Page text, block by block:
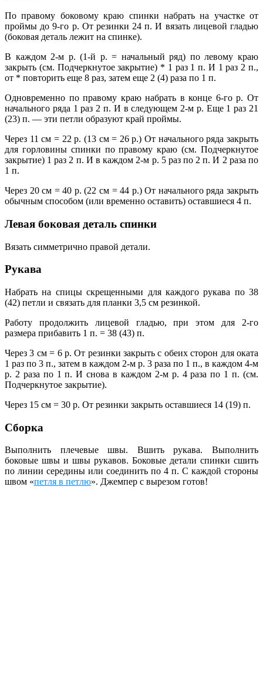
По правому боковому краю спинки набрать на участке от
проймы до 9-го р. От резинки 24 п. И вязать лицевой гладью
(боковая деталь лежит на спинке).
В каждом 2-м р. (1-й р. = начальный ряд) по левому краю
закрыть (см. Подчеркнутое закрытие) * 1 раз 1 п. И 1 раз 2 п.,
от * повторить еще 8 раз, затем еще 2 (4) раза по 1 п.
Одновременно по правому краю набрать в конце 6-го р. От
начального ряда 1 раз 2 п. И в следующем 2-м р. Еще 1 раз 21
(23) п. — эти петли образуют край проймы.
Через 11 cм = 22 р. (13 cм = 26 р.) От начального ряда закрыть
для горловины спинки по правому краю (см. Подчеркнутое
закрытие) 1 раз 2 п. И в каждом 2-м р. 5 раз по 2 п. И 2 раза по
1 п.
Через 20 cм = 40 р. (22 cм = 44 р.) От начального ряда закрыть
обычным способом (или временно оставить) оставшиеся 4 п.
Левая боковая деталь спинки
Вязать симметрично правой детали.
Рукава
Набрать на спицы скрещенными для каждого рукава по 38
(42) петли и связать для планки 3,5 cм резинкой.
Работу продолжить лицевой гладью, при этом для 2-го
размера прибавить 1 п. = 38 (43) п.
Через 3 cм = 6 р. От резинки закрыть с обеих сторон для оката
1 раз по 3 п., затем в каждом 2-м р. 3 раза по 1 п., в каждом 4-м
р. 2 раза по 1 п. И снова в каждом 2-м р. 4 раза по 1 п. (см.
Подчеркнутое закрытие).
Через 15 cм = 30 р. От резинки закрыть оставшиеся 14 (19) п.
Сборка
Выполнить плечевые швы. Вшить рукава. Выполнить
боковые швы и швы рукавов. Боковые детали спинки сшить
по линии середины или соединить по 4 п. С каждой стороны
швом «петля в петлю». Джемпер с вырезом готов!